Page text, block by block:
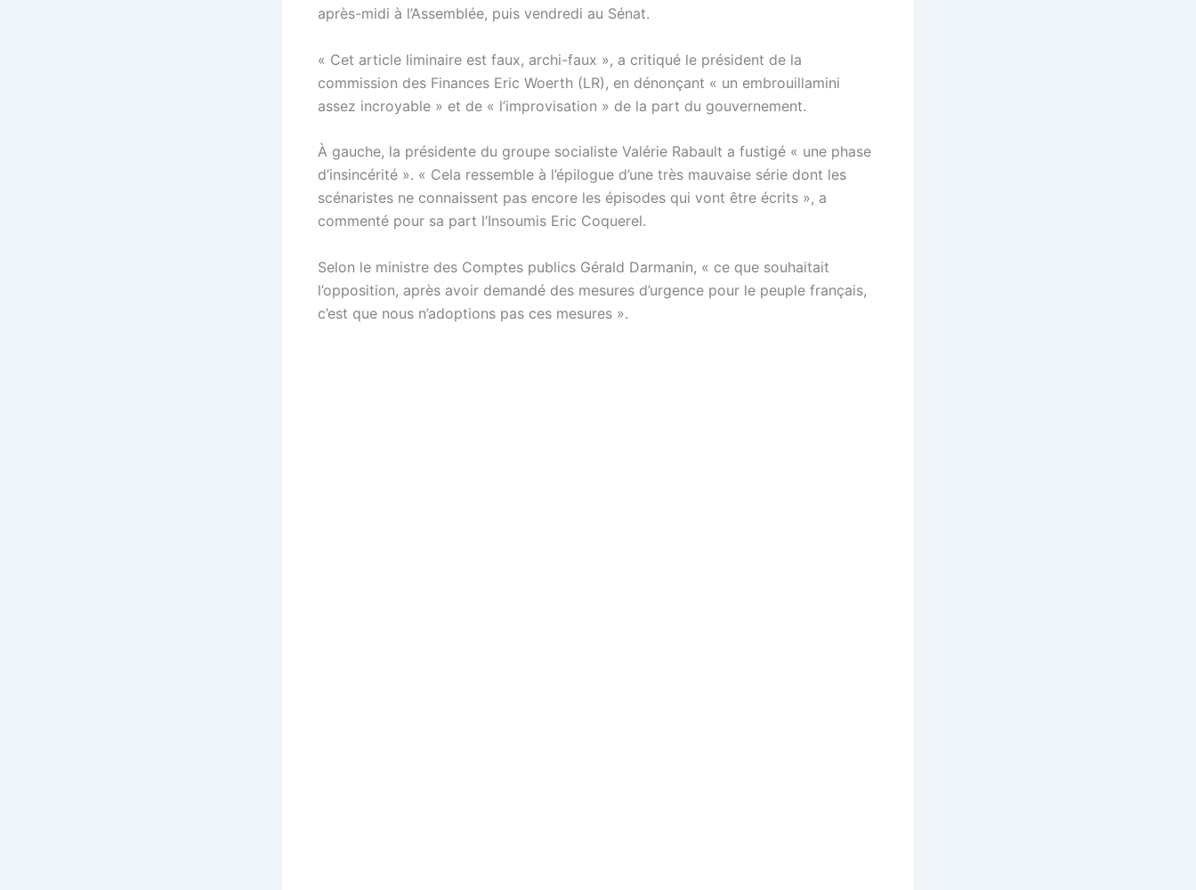
après-midi à l’Assemblée, puis vendredi au Sénat.
« Cet article liminaire est faux, archi-faux », a critiqué le président de la
commission des Finances Eric Woerth (LR), en dénonçant « un embrouillamini
assez incroyable » et de « l’improvisation » de la part du gouvernement.
À gauche, la présidente du groupe socialiste Valérie Rabault a fustigé « une phase
d’insincérité ». « Cela ressemble à l’épilogue d’une très mauvaise série dont les
scénaristes ne connaissent pas encore les épisodes qui vont être écrits », a
commenté pour sa part l’Insoumis Eric Coquerel.
Selon le ministre des Comptes publics Gérald Darmanin, « ce que souhaitait
l’opposition, après avoir demandé des mesures d’urgence pour le peuple français,
c’est que nous n’adoptions pas ces mesures ».